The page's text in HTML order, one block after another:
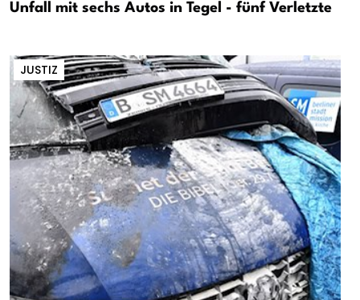
Unfall mit sechs Autos in Tegel - fünf Verletzte
JUSTIZ